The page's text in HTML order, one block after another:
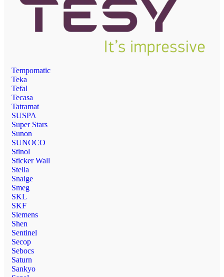
Tempomatic
Teka
Tefal
Tecasa
Tatramat
SUSPA
Super Stars
Sunon
SUNOCO
Stinol
Sticker Wall
Stella
Snaige
Smeg
SKL
SKF
Siemens
Shen
Sentinel
Secop
Sebocs
Saturn
Sankyo